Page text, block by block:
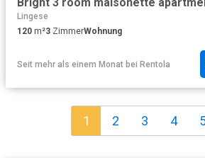
Lingese
120 m²3 ZimmerWohnung
Seit mehr als einem Monat bei Rentola
1 2 3 4